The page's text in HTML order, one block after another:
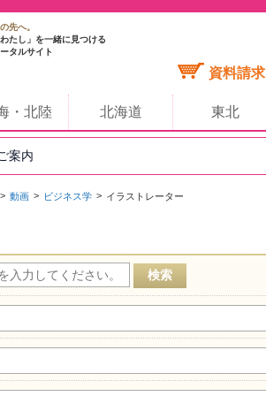
先へ。
たし」を一緒に見つける
タルサイト
資料請
・北陸 北海道 東北
案内
動画 ビジネス学 イラストレーター